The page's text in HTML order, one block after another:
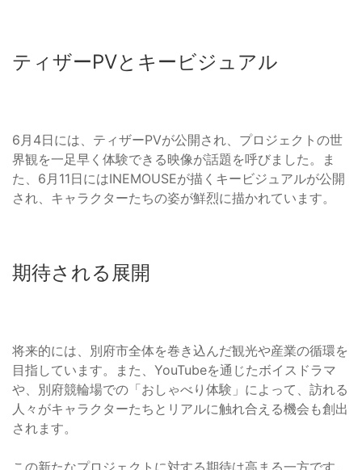
ティザーPVとキービジュアル
6月4日には、ティザーPVが公開され、プロジェクトの世
界観を一足早く体験できる映像が話題を呼びました。ま
た、6月11日にはINEMOUSEが描くキービジュアルが公開
され、キャラクターたちの姿が鮮烈に描かれています。
期待される展開
将来的には、別府市全体を巻き込んだ観光や産業の循環を
目指しています。また、YouTubeを通じたボイスドラマ
や、別府競輪場での「おしゃべり体験」によって、訪れる
人々がキャラクターたちとリアルに触れ合える機会も創出
されます。